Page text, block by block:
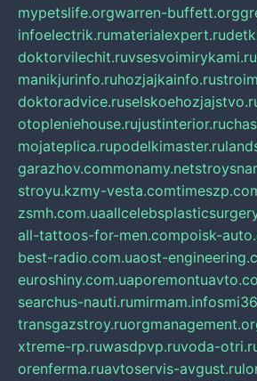
mypetslife.orgwarren-buffett.org
infoelectrik.rumaterialexpert.ru
doktorvilechit.ruvsesvoimirykami.ru
manikjurinfo.ruhozjajkainfo.ru
doktoradvice.ru
otopleniehouse.rujustinterior.ru
mojateplica.rupodelkimaster.ru
garazhov.commonamy.net
stroyu.kzmy-vesta.com
zsmh.com.ua
all-tattoos-for-men.compoisk-
best-radio.com.uaost-
euroshiny.com.ua
searchus-nauti.rumirmam.info
transgazstroy.ru
xtreme-rp.ruwasdpvp.ruvoda-
orenferma.ruavtoservis-avgust.ru